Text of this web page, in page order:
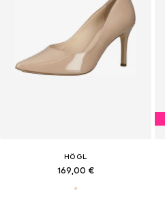
HÖGL
169,00 €